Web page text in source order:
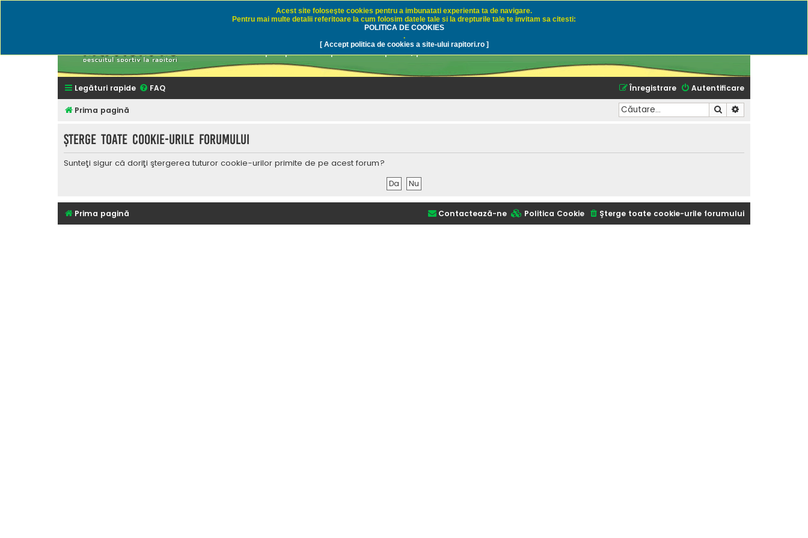
Rapitori.ro - Pescuit sportiv
Discutii despre pescuit sportiv la rapitori, pescuitul cu naluci sau momeli naturale
Legături rapide FAQ Autentificare
Înregistrare
Prima pagină Căutare
Şterge toate cookie-urile forumului
Sunteţi sigur că doriţi ştergerea tuturor cookie-urilor primite de pe acest forum?
Acest site foloseşte cookies pentru a imbunatati experienta ta de navigare.
Pentru mai multe detalii referitoare la cum folosim datele tale si la drepturile tale te invitam sa citesti:
POLITICA DE COOKIES
.
[ Accept politica de cookies a site-ului rapitori.ro ]
Prima pagină Şterge toate cookie-urile forumului
Politica Cookie
Contactează-ne